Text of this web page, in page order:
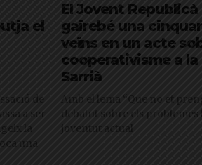
el
de
a ser
la
una
El Jovent
gairebé una
veïns en un acte
cooperativisme a la
Sarrià
Amb el lema “Que no et
debatut sobre els problemes
joventut actual